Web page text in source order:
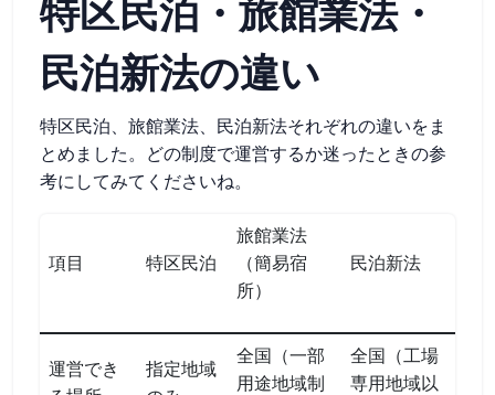
特区民泊・旅館業法・
民泊新法の違い
特区民泊、旅館業法、民泊新法それぞれの違いをま
とめました。どの制度で運営するか迷ったときの参
考にしてみてくださいね。
項目 特区民泊
旅館業法
（簡易宿
所）
民泊新法
運営でき
指定地域
全国（一部
用途地域制
全国（工場
専用地域以